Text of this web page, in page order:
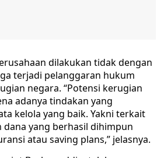
dilakukan tidak dengan
terjadi pelanggaran hukum
negara. “Potensi kerugian
adanya tindakan yang
kelola yang baik. Yakni terkait
dana yang berhasil dihimpun
atau saving plans,” jelasnya.